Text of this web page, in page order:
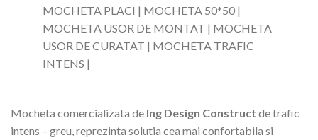
MOCHETA PLACI | MOCHETA 50*50 |
MOCHETA USOR DE MONTAT | MOCHETA
USOR DE CURATAT | MOCHETA TRAFIC
INTENS |
Mocheta comercializata de Ing Design Construct de trafic
intens – greu, reprezinta solutia cea mai confortabila si